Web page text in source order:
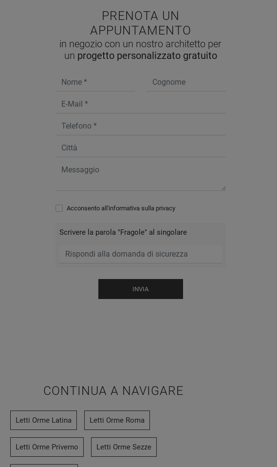
PRENOTA UN
APPUNTAMENTO
in negozio con un nostro architetto per
un progetto personalizzato gratuito
Acconsento all'informativa sulla privacy
Scrivere la parola "Fragole" al singolare
INVIA
CONTINUA A NAVIGARE
Letti Orme Latina Letti Orme Roma
Letti Orme Priverno Letti Orme Sezze